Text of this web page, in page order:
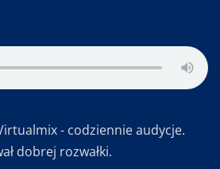
- codziennie audycje.
dobrej rozwałki.